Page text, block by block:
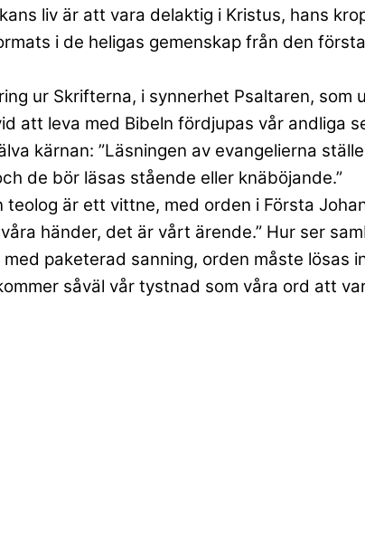
liv är att vara delaktig i Kristus, hans
i de heligas gemenskap från den
ur Skrifterna, i synnerhet Psaltaren,
att leva med Bibeln fördjupas vår andliga
kärnan: ”Läsningen av evangelierna
de bör läsas stående eller knäböjande.”
är ett vittne, med orden i Första
händer, det är vårt ärende.” Hur ser
paketerad sanning, orden måste lösas
såväl vår tystnad som våra ord att